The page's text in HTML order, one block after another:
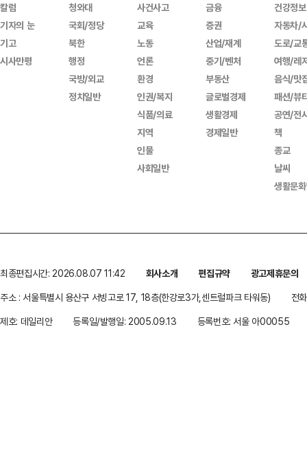
칼럼
기자의 눈
기고
시사만평
청와대
국회/정당
북한
행정
국방/외교
정치일반
사건사고
교육
노동
언론
환경
인권/복지
식품/의료
지역
인물
사회일반
금융
증권
산업/재계
중기/벤처
부동산
글로벌경제
생활경제
경제일반
건강정보
자동차/
도로/교
여행/레
음식/맛
패션/뷰
공연/전
책
종교
날씨
생활문
최종편집시간: 2026.08.07 11:42 회사소개 편집규약
광고제휴문의
주소 : 서울특별시 용산구 서빙고로 17, 18층(한강로3가,센트럴파크 타워동)
전
제호: 데일리안
등록일/발행일: 2005.09.13 등록번호: 서울 아00055